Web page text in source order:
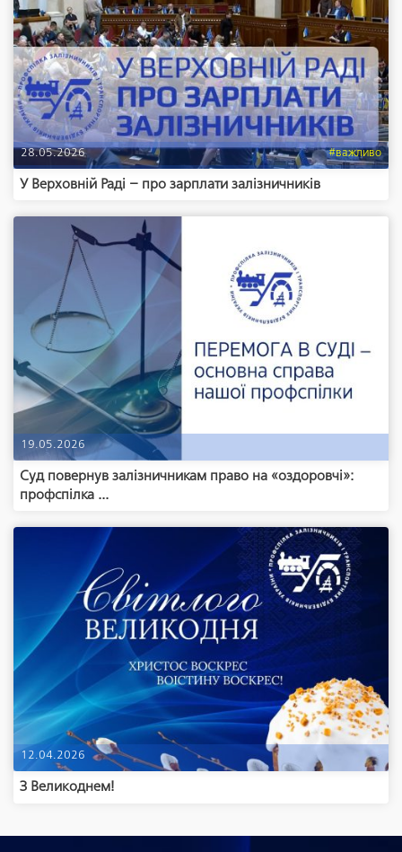
28.05.2026 #важливо
У Верховній Раді – про зарплати залізничників
19.05.2026
Суд повернув залізничникам право на «оздоровчі»:
профспілка ...
12.04.2026
З Великоднем!